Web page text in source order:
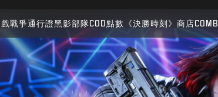
戰爭通行證黑影部隊COD點數 《決勝時刻》商店 送
相容：
確認